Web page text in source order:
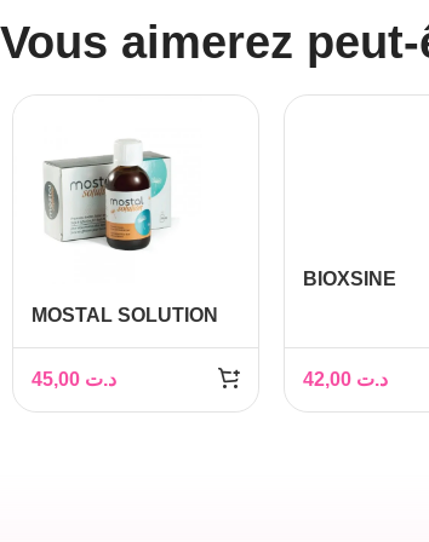
Vous aimerez
MOSTAL SOLUTION
د.ت
BIOXSINE
د.ت